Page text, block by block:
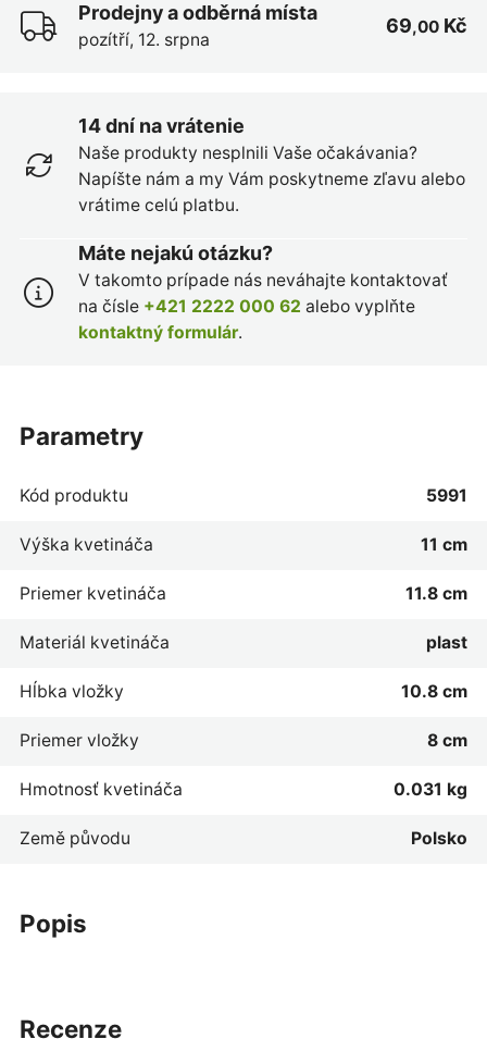
Prodejny a odběrná místa
pozítří, 12. srpna
69,00 Kč
14 dní na vrátenie
Naše produkty nesplnili Vaše očakávania?
Napíšte nám a my Vám poskytneme zľavu alebo
vrátime celú platbu.
Máte nejakú otázku?
V takomto prípade nás neváhajte kontaktovať
na čísle +421 2222 000 62 alebo vyplňte
kontaktný formulár.
popis
parametry
Kód produktu 5991
Výška kvetináča 11 cm
Priemer kvetináča 11.8 cm
Materiál kvetináča plast
Hĺbka vložky 10.8 cm
Priemer vložky 8 cm
Hmotnosť kvetináča 0.031 kg
Země původu Polsko
recenze